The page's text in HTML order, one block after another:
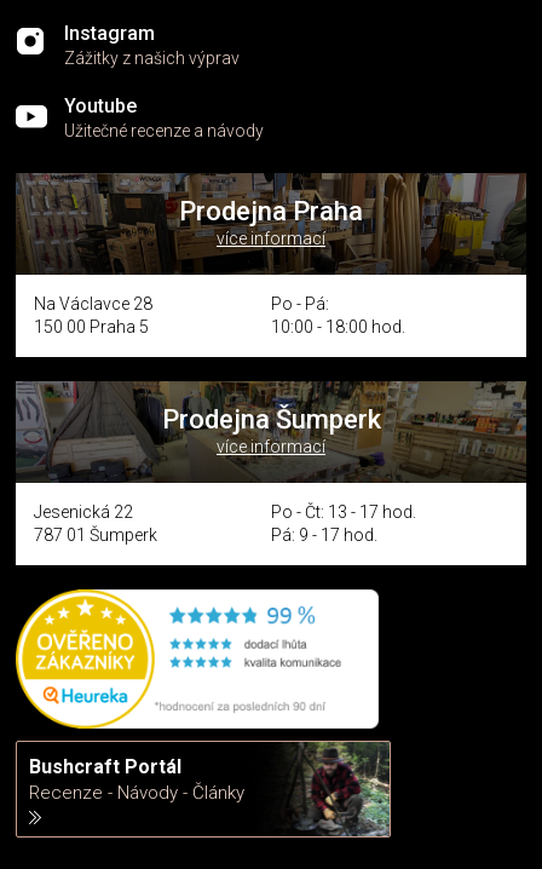
Instagram
Zážitky z našich výprav
Youtube
Užitečné recenze a návody
Prodejna Praha
více informací
Na Václavce 28
150 00 Praha 5
Po - Pá:
10:00 - 18:00 hod.
Prodejna Šumperk
více informací
Jesenická 22
787 01 Šumperk
Po - Čt: 13 - 17 hod.
Pá: 9 - 17 hod.
Bushcraft Portál
Recenze - Návody - Články